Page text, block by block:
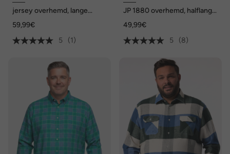
jersey overhemd, lange
Fit, tot 8XL
59,99€
5
(1)
JP 1880 overhemd, halflange
Cubaanse pasvorm, tot 8XL
49,99€
5
(8)